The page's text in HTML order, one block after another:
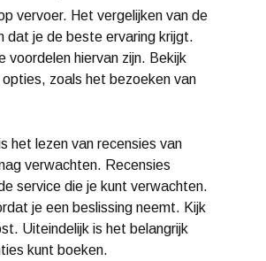
vervoer. Het vergelijken van de
dat je de beste ervaring krijgt.
voordelen hiervan zijn. Bekijk
zoals het bezoeken van
het lezen van recensies van
verwachten. Recensies
service die je kunt verwachten.
je een beslissing neemt. Kijk
Uiteindelijk is het belangrijk
kunt boeken.